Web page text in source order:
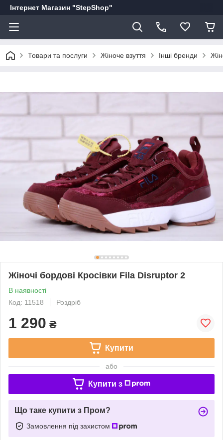
Інтернет Магазин "StepShop"
Товари та послуги Жіноче взуття Інші бренди
Жіночі бордові Кросівки Fila Disruptor 2
В наявності
Код: 11518
Роздріб
1 290 ₴
Купити
або
Купити з
Що таке купити з Пром?
Замовлення під захистом